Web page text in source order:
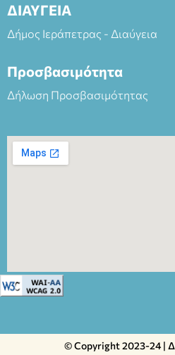
ΔΙΑΥΓΕΙΑ
Δήμος Ιεράπετρας - Διαύγεια
Προσβασιμότητα
Δήλωση Προσβασιμότητας
© Copyright 2023-24 |